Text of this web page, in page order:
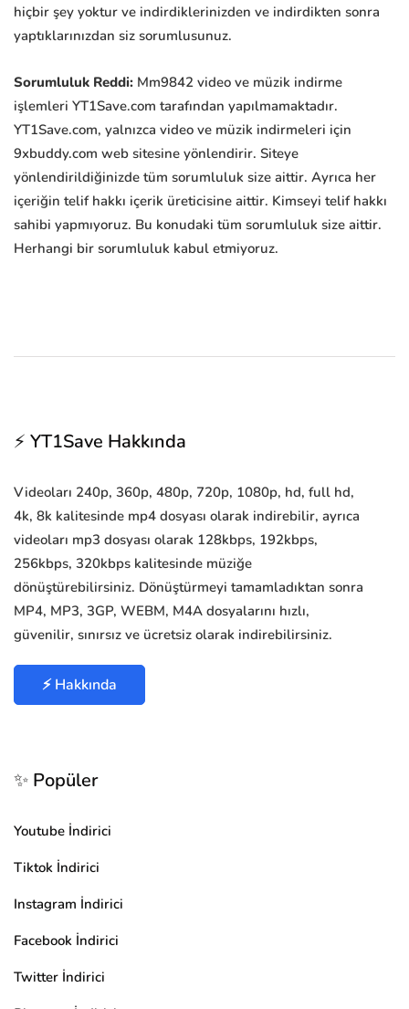
hiçbir şey yoktur ve indirdiklerinizden ve indirdikten sonra
yaptıklarınızdan siz sorumlusunuz.
Sorumluluk Reddi: Mm9842 video ve müzik indirme
işlemleri YT1Save.com tarafından yapılmamaktadır.
YT1Save.com, yalnızca video ve müzik indirmeleri için
9xbuddy.com web sitesine yönlendirir. Siteye
yönlendirildiğinizde tüm sorumluluk size aittir. Ayrıca her
içeriğin telif hakkı içerik üreticisine aittir. Kimseyi telif hakkı
sahibi yapmıyoruz. Bu konudaki tüm sorumluluk size aittir.
Herhangi bir sorumluluk kabul etmiyoruz.
⚡ YT1Save Hakkında
Videoları 240p, 360p, 480p, 720p, 1080p, hd, full hd,
4k, 8k kalitesinde mp4 dosyası olarak indirebilir, ayrıca
videoları mp3 dosyası olarak 128kbps, 192kbps,
256kbps, 320kbps kalitesinde müziğe
dönüştürebilirsiniz. Dönüştürmeyi tamamladıktan sonra
MP4, MP3, 3GP, WEBM, M4A dosyalarını hızlı,
güvenilir, sınırsız ve ücretsiz olarak indirebilirsiniz.
⚡ Hakkında
✨ Popüler
Youtube İndirici
Tiktok İndirici
Instagram İndirici
Facebook İndirici
Twitter İndirici